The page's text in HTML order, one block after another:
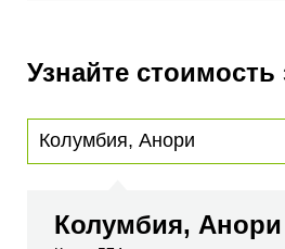
Узнайте стоимость
Колумбия, Анори